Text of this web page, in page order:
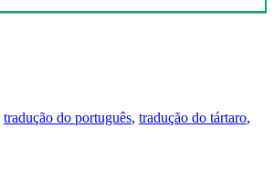
tradução do português, tradução do tártaro,